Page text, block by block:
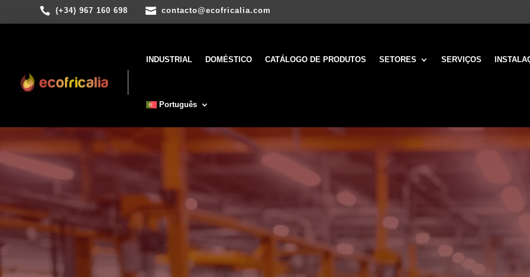
 (+34) 967 160 698  contacto@ecofricalia.com
INDUSTRIAL DOMÉSTICO CATÁLOGO DE PRODUTOS SETORES SERVIÇOS
Português